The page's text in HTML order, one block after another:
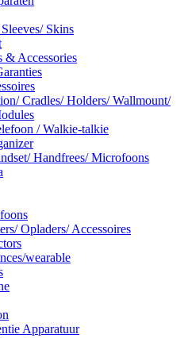
Skins
& Accessories
Cradles/ Holders/ Wallmount/
/ Walkie-talkie
Handfrees/ Microfoons
Opladers/ Accessoires
wearable
Apparatuur